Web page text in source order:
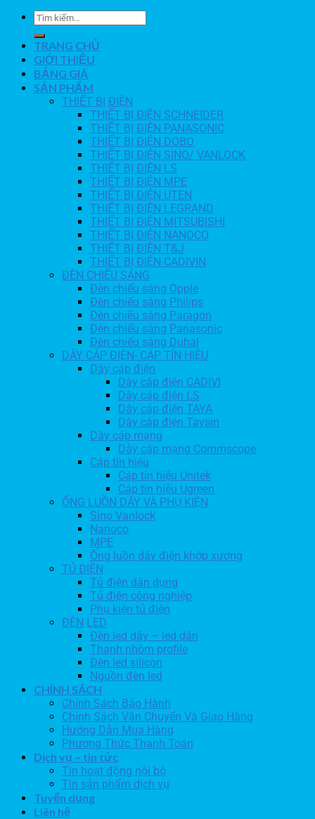
TRANG CHỦ
GIỚI THIỆU
BẢNG GIÁ
SẢN PHẨM
THIẾT BỊ ĐIỆN
THIẾT BỊ ĐIỆN SCHNEIDER
THIẾT BỊ ĐIỆN PANASONIC
THIẾT BỊ ĐIỆN DOBO
THIẾT BỊ ĐIỆN SINO/ VANLOCK
THIẾT BỊ ĐIỆN LS
THIẾT BỊ ĐIỆN MPE
THIẾT BỊ ĐIỆN UTEN
THIẾT BỊ ĐIỆN LEGRAND
THIẾT BỊ ĐIỆN MITSUBISHI
THIẾT BỊ ĐIỆN NANOCO
THIẾT BỊ ĐIỆN T&J
THIẾT BỊ ĐIỆN CADIVIN
ĐÈN CHIẾU SÁNG
Đèn chiếu sáng Opple
Đèn chiếu sáng Philips
Đèn chiếu sáng Paragon
Đèn chiếu sáng Panasonic
Đèn chiếu sáng Duhal
DÂY CÁP ĐIỆN- CÁP TÍN HIỆU
Dây cáp điện
Dây cáp điện CADIVI
Dây cáp điện LS
Dây cáp điện TAYA
Dây cáp điện Taysin
Dây cáp mạng
Dây cáp mạng Commscope
Cáp tín hiệu
Cáp tín hiệu Unitek
Cáp tín hiệu Ugreen
ỐNG LUỒN DÂY VÀ PHỤ KIỆN
Sino Vanlock
Nanoco
MPE
Ống luồn dây điện khớp xương
TỦ ĐIỆN
Tủ điện dân dụng
Tủ điện công nghiệp
Phụ kiện tủ điện
ĐÈN LED
Đèn led dây – led dán
Thanh nhôm profile
Đèn led silicon
Nguồn đèn led
CHÍNH SÁCH
Chính Sách Bảo Hành
Chính Sách Vận Chuyển Và Giao Hàng
Hướng Dẫn Mua Hàng
Phương Thức Thanh Toán
Dịch vụ – tin tức
Tin hoạt động nội bộ
Tin sản phẩm dịch vụ
Tuyển dụng
Liên hệ